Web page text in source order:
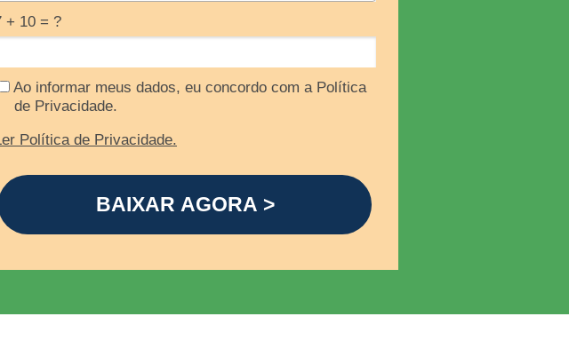
+ 10 = ?
Ao informar meus dados, eu concordo com a Política
de Privacidade.
Política de Privacidade.
BAIXAR AGORA >